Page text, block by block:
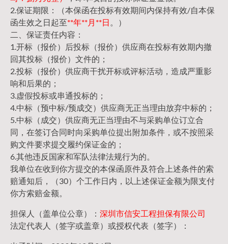
2.保证期限：（本保函在投标有效期间内保持有效/自本保
函生效之日起至**年**月**日 。）
二、保证责任内容：
1.开标（报价）后投标（报价）供应商在投标有效期内撤
回其投标（报价）文件的；
2.投标（报价）供应商干扰开标或评标活动，造成严重影
响和后果的；
3.虚假投标或串通投标的；
4.中标（预中标/预成交）供应商无正当理由放弃中标的；
5.中标（成交）供应商无正当理由不与采购单位订立合
同，在签订合同时向采购单位提出附加条件，或不按照采
购文件要求提交履约保证金的；
6.其他违反国家和军队法律法规行为的。
我单位在收到你方提交的本保函原件及符合上述条件的索
赔通知后，（30）个工作日内，以上述保证金额为限支付
你方索赔金额。
担保人（盖单位公章）： 深圳市信安工程担保有限公司
法定代表人（签字或盖章）或授权代表（签字）：